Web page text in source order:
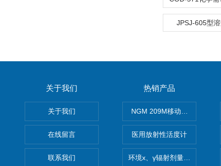
JPSJ-605型
关于我们
关于我们
在线留言
联系我们
热销产品
NGM 209M移动式惰性气体
医用放射性活度计
环境x、γ辐射剂量率仪